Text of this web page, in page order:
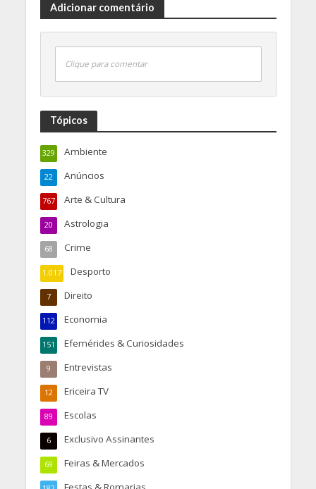
Adicionar comentário
Clique para comentar
Tópicos
Ambiente
329
Anúncios
22
Arte & Cultura
767
Astrologia
20
Crime
68
Desporto
1.017
Direito
7
Economia
112
Efemérides & Curiosidades
151
Entrevistas
9
Ericeira TV
12
Escolas
89
Exclusivo Assinantes
6
Feiras & Mercados
69